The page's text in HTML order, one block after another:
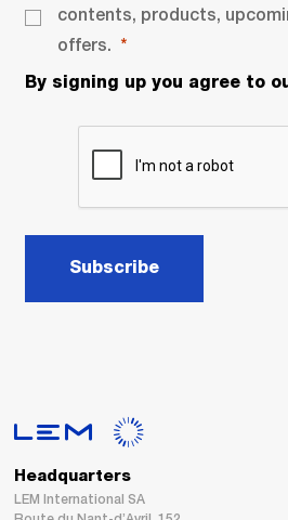
contents, products,
offers.
By signing up you agree to
Subscribe
Headquarters
LEM International SA